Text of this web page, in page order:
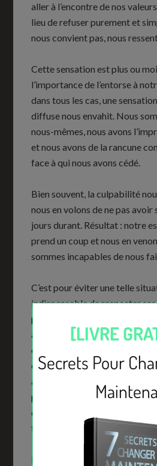
aller à l’encontre de nos
lieu de refuser purement et
nous convient pas, nous
Cette sensation est plus ou
l’importance de l’entorse à
dans tous les cas, une
diffuse nous envahit. Nous
nous-mêmes, nous avons
et nous avons de la rancune
face à qui nous avons cédé.
Bien souvent, la culpabilité
nous en volons de ne pas avoir
jours durant. Résultat : notre
prend un coup et nous en
sommes incapables de nous
C’est pour éviter une telle
indispensable de respecter
personnelles et de les faire
autres. Pour y parvenir
être convaincu de la justesse
convictions pour qu’elles
ancrées en nous. Des valeurs
pas profondément fiers ne
défendues avec la conviction
faire respecter.
Ensuite, lorsque vous sentez